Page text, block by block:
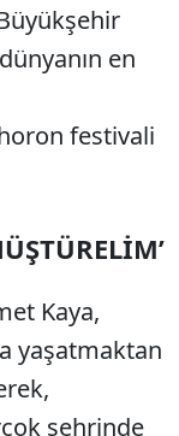
en
festivali
Kaya,
yaşatmaktan
şehrinde